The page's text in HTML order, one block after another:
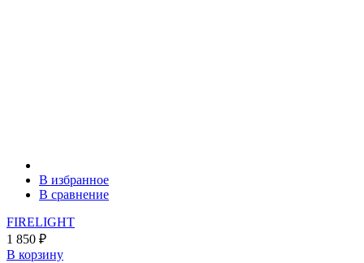
В избранное
В сравнение
FIRELIGHT
1 850 ₽
В корзину